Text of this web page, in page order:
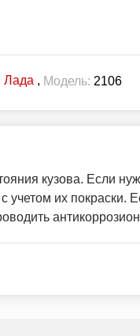
Лада , Модель: 2106
кузова. Если
их покраски.